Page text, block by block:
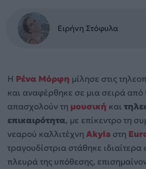
Ειρήνη Στόφυλα
Η Ρένα Μόρφη μίλησε στις
και αναφέρθηκε σε μια σειρά από
απασχολούν τη μουσική και
επικαιρότητα, με επίκεντρο τη
νεαρού καλλιτέχνη Akyla στη
τραγουδίστρια στάθηκε
πλευρά της υπόθεσης,